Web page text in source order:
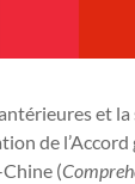
et la
de l’Accord
(